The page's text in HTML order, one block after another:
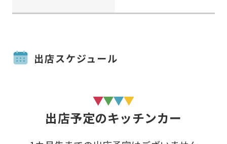
出店スケジュール
出店予定のキッチンカー